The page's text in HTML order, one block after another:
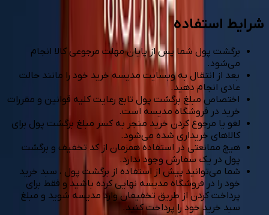
شرایط استفاده
برگشت پول شما پس از پایان مهلت مرجوعی کالا انجام
می‌شود.
بعد از انتقال به وبسایت مدیسه خرید خود را مانند حالت
عادی انجام دهید.
اختصاص مبلغ برگشت پول تابع رعایت کلیه قوانین و مقررات
خرید در فروشگاه مدیسه است.
لغو یا مرجوع کردن خرید منجر به کسر مبلغ برگشت پول برای
کالاهای خریداری شده می‌شود.
هیچ ممانعتی در استفاده همزمان از کد تخفیف و برگشت
پول در یک سفارش وجود ندارد.
شما می‌توانید پیش از استفاده از برگشت پول ، سبد خرید
خود را در فروشگاه مدیسه نهایی کرده باشید و فقط برای
پرداخت کردن از طریق تخفیفان وارد مدیسه شوید و مبلغ
سبد خرید خود را پرداخت کنید.